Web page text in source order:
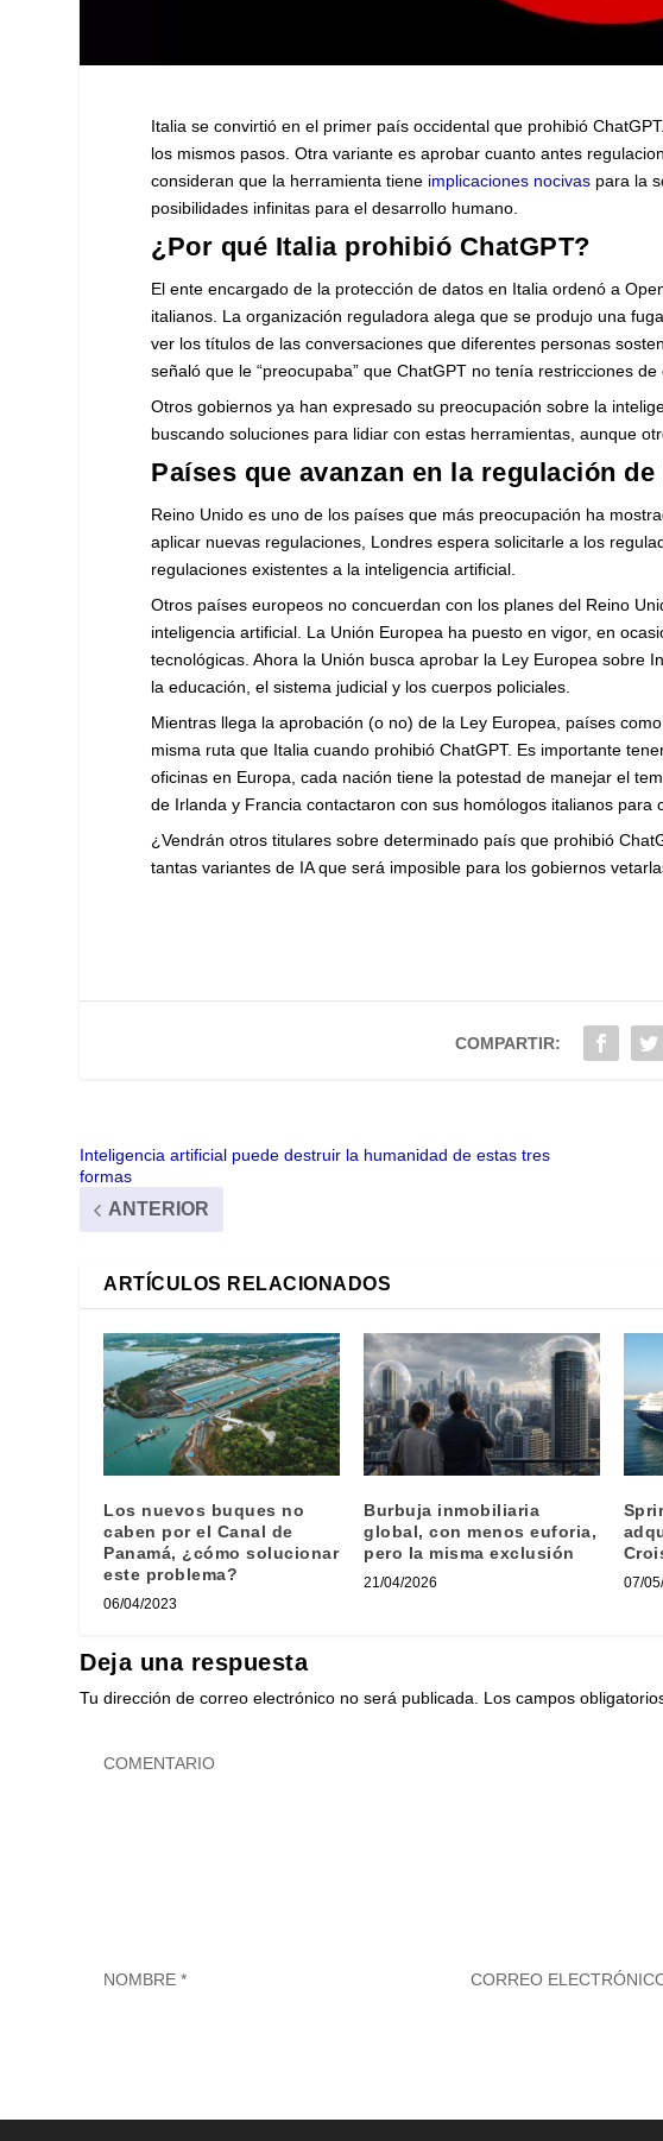
Italia se convirtió en el primer país occidental que prohibió
los mismos pasos. Otra variante es aprobar cuanto antes
consideran que la herramienta tiene implicaciones nocivas para la
posibilidades infinitas para el desarrollo humano.
¿Por qué Italia prohibió ChatGPT?
El ente encargado de la protección de datos en Italia ordenó a
italianos. La organización reguladora alega que se produjo una
ver los títulos de las conversaciones que diferentes personas
señaló que le “preocupaba” que ChatGPT no tenía restricciones
Otros gobiernos ya han expresado su preocupación sobre la
buscando soluciones para lidiar con estas herramientas, aunque
Países que avanzan en la regulación
Reino Unido es uno de los países que más preocupación ha
aplicar nuevas regulaciones, Londres espera solicitarle a los
regulaciones existentes a la inteligencia artificial.
Otros países europeos no concuerdan con los planes del Reino
inteligencia artificial. La Unión Europea ha puesto en vigor, en
tecnológicas. Ahora la Unión busca aprobar la Ley Europea sobre
la educación, el sistema judicial y los cuerpos policiales.
Mientras llega la aprobación (o no) de la Ley Europea, países
misma ruta que Italia cuando prohibió ChatGPT. Es importante
oficinas en Europa, cada nación tiene la potestad de manejar el
de Irlanda y Francia contactaron con sus homólogos italianos para
¿Vendrán otros titulares sobre determinado país que prohibió
tantas variantes de IA que será imposible para los gobiernos
COMPARTIR:
Inteligencia artificial puede destruir la humanidad de estas tres
formas
ANTERIOR
ARTÍCULOS RELACIONADOS
Los nuevos buques no
caben por el Canal de
Panamá, ¿cómo solucionar
este problema?
06/04/2023
Burbuja inmobiliaria
global, con menos euforia,
pero la misma exclusión
21/04/2026 07/
Deja una respuesta
Tu dirección de correo electrónico no será publicada. Los campos